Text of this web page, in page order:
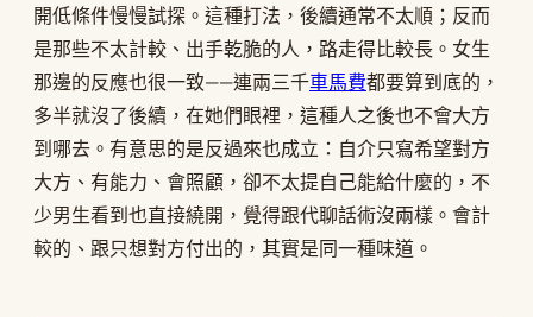
開低條件慢慢試探。這種打法，後續通常不太順；反而
是那些不太計較、出手乾脆的人，路走得比較長。女生
那邊的反應也很一致——連兩三千車馬費都要算到底的，
多半就沒了後續，在她們眼裡，這種人之後也不會大方
到哪去。有意思的是反過來也成立：自介只寫希望對方
大方、有能力、會照顧，卻不太提自己能給什麼的，不
少男生看到也直接繞開，覺得跟代聊話術沒兩樣。會計
較的、跟只想對方付出的，其實是同一種味道。